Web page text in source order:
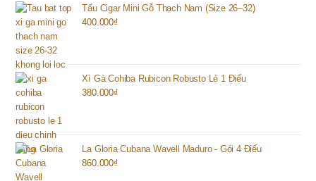
Tẩu Cigar Mini Gỗ Thạch Nam (Size 26–32)
400.000₫
Xì Gà Cohiba Rubicon Robusto Lẻ 1 Điếu
380.000₫
La Gloria Cubana Wavell Maduro - Gói 4 Điếu
860.000₫